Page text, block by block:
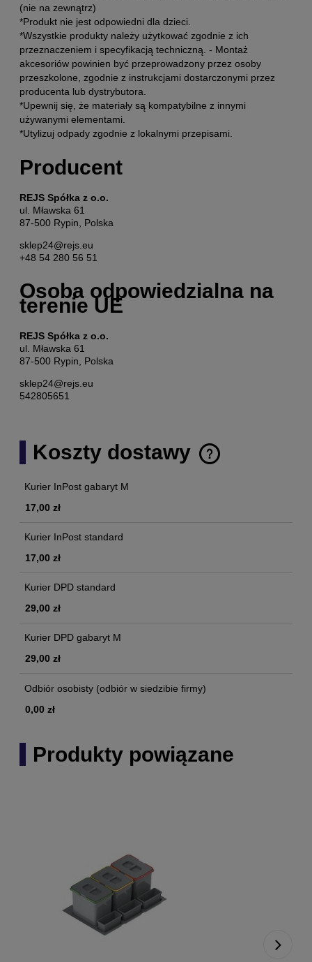
(nie na zewnątrz)
*Produkt nie jest odpowiedni dla dzieci.
*Wszystkie produkty należy użytkować zgodnie z ich
przeznaczeniem i specyfikacją techniczną. - Montaż
akcesoriów powinien być przeprowadzony przez osoby
przeszkolone, zgodnie z instrukcjami dostarczonymi przez
producenta lub dystrybutora.
*Upewnij się, że materiały są kompatybilne z innymi
używanymi elementami.
*Utylizuj odpady zgodnie z lokalnymi przepisami.
Producent
REJS Spółka z o.o.
ul. Mławska 61
87-500 Rypin, Polska
sklep24@rejs.eu
+48 54 280 56 51
Osoba odpowiedzialna na
terenie UE
REJS Spółka z o.o.
ul. Mławska 61
87-500 Rypin, Polska
sklep24@rejs.eu
542805651
Koszty dostawy
Cena nie zawiera ewentualnych kosztów płatności
Kurier InPost gabaryt M
17,00 zł
Kurier InPost standard
17,00 zł
Kurier DPD standard
29,00 zł
Kurier DPD gabaryt M
29,00 zł
Odbiór osobisty (odbiór w siedzibie firmy)
0,00 zł
Produkty powiązane